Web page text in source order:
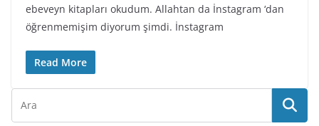
ebeveyn kitapları okudum. Allahtan da İnstagram ‘dan
öğrenmemişim diyorum şimdi. İnstagram
Read More